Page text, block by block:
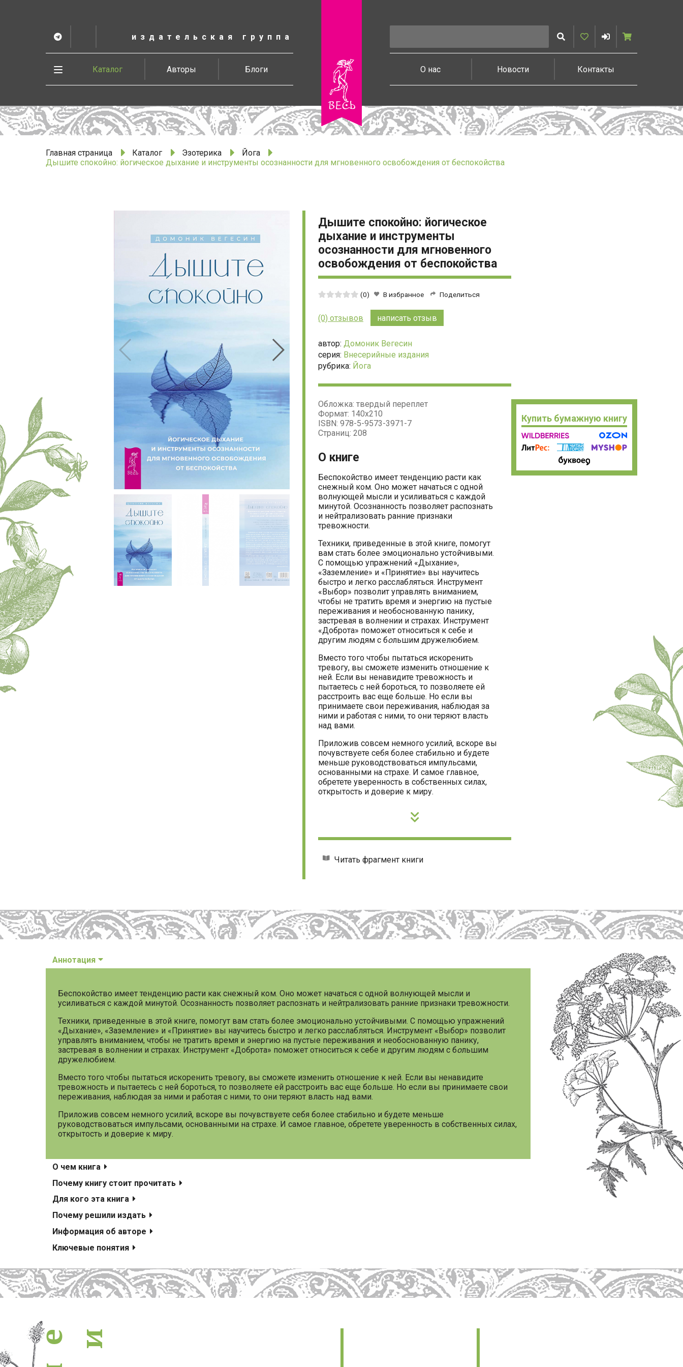
содержанию
издательская группа
весь
Telegram
Vesbook
ИскатьИзбранное
ВойтиКорзина
Каталог Авторы Блоги О нас Новости Контакты
Развернуть
Главная страница Каталог Эзотерика
Йога
Дышите спокойно: йогическое дыхание и инструменты осознанности для мгновенного освобождения от беспокойства
Дышите спокойно: йогическое
дыхание и инструменты
осознанности для мгновенного
освобождения от беспокойства
Средняя
из
(0) В избранное Поделиться
(0) отзывов написать отзыв
автор: Домоник Вегесин
серия: Внесерийные издания
рубрика: Йога
Купить бумажную книгу
Обложка: твердый переплет
Формат: 140х210
ISBN: 978-5-9573-3971-7
Страниц: 208
О книге
Беспокойство имеет тенденцию расти как
снежный ком. Оно может начаться с одной
волнующей мысли и усиливаться с каждой
минутой. Осознанность позволяет распознать
и нейтрализовать ранние признаки
тревожности.
Техники, приведенные в этой книге, помогут
вам стать более эмоционально устойчивыми.
С помощью упражнений «Дыхание»,
«Заземление» и «Принятие» вы научитесь
быстро и легко расслабляться. Инструмент
«Выбор» позволит управлять вниманием,
чтобы не тратить время и энергию на пустые
переживания и необоснованную панику,
застревая в волнении и страхах. Инструмент
«Доброта» поможет относиться к себе и
другим людям с большим дружелюбием.
Вместо того чтобы пытаться искоренить
тревогу, вы сможете изменить отношение к
ней. Если вы ненавидите тревожность и
пытаетесь с ней бороться, то позволяете ей
расстроить вас еще больше. Но если вы
принимаете свои переживания, наблюдая за
ними и работая с ними, то они теряют власть
над вами.
Приложив совсем немного усилий, вскоре вы
почувствуете себя более стабильно и будете
меньше руководствоваться импульсами,
основанными на страхе. И самое главное,
обретете уверенность в собственных силах,
открытость и доверие к миру.
Читать фрагмент книги
Аннотация
Беспокойство имеет тенденцию расти как снежный ком. Оно может начаться с одной волнующей мысли и
усиливаться с каждой минутой. Осознанность позволяет распознать и нейтрализовать ранние признаки тревожности.
Техники, приведенные в этой книге, помогут вам стать более эмоционально устойчивыми. С помощью упражнений
«Дыхание», «Заземление» и «Принятие» вы научитесь быстро и легко расслабляться. Инструмент «Выбор» позволит
управлять вниманием, чтобы не тратить время и энергию на пустые переживания и необоснованную панику,
застревая в волнении и страхах. Инструмент «Доброта» поможет относиться к себе и другим людям с большим
дружелюбием.
Вместо того чтобы пытаться искоренить тревогу, вы сможете изменить отношение к ней. Если вы ненавидите
тревожность и пытаетесь с ней бороться, то позволяете ей расстроить вас еще больше. Но если вы принимаете свои
переживания, наблюдая за ними и работая с ними, то они теряют власть над вами.
Приложив совсем немного усилий, вскоре вы почувствуете себя более стабильно и будете меньше
руководствоваться импульсами, основанными на страхе. И самое главное, обретете уверенность в собственных силах,
открытость и доверие к миру.
О чем книга
Почему книгу стоит прочитать
Для кого эта книга
Почему решили издать
Информация об авторе
Ключевые понятия
е и